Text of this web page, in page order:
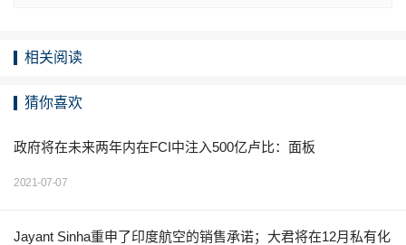
相关阅读
猜你喜欢
政府将在未来两年内在FCI中注入500亿卢比：面板
2021-07-07
Jayant Sinha重申了印度航空的销售承诺；大君将在12月私有化